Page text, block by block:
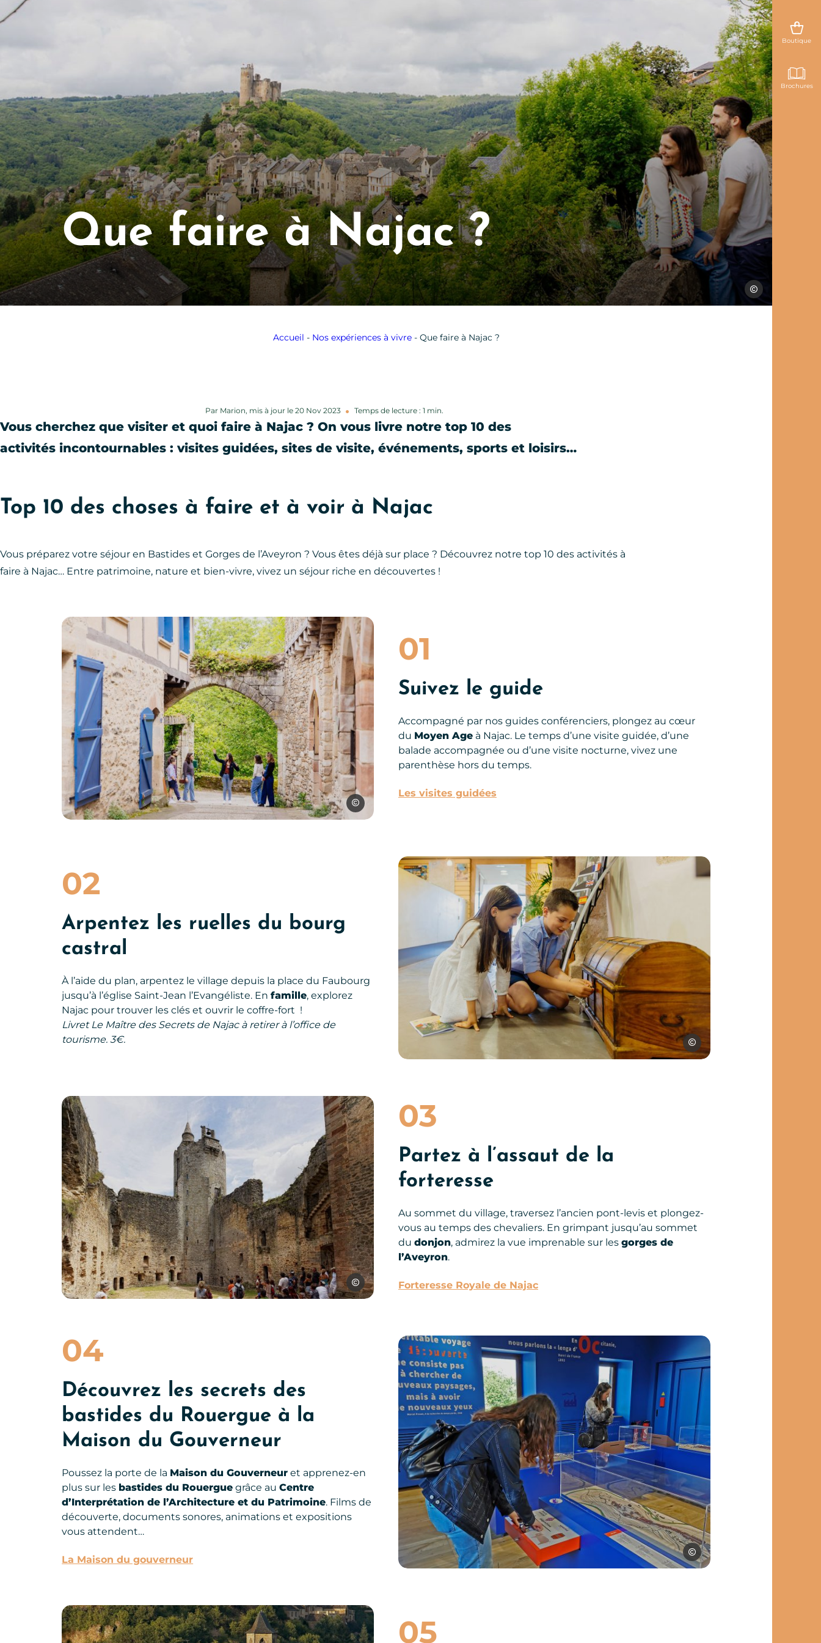
Les Conteurs
Que faire à Najac ?
Accueil - Nos expériences à vivre- Que faire à Najac ?
Boutique
Brochures
Par Marion, mis à jour le 20 Nov 2023 Temps de lecture : 1 min.
Vous cherchez que visiter et quoi faire à Najac ? On vous livre notre top 10 des
activités incontournables : visites guidées, sites de visite, événements, sports et loisirs…
Top 10 des choses à faire et à voir à Najac
Vous préparez votre séjour en Bastides et Gorges de l’Aveyron ? Vous êtes déjà sur place ? Découvrez notre top 10 des activités à
faire à Najac… Entre patrimoine, nature et bien-vivre, vivez un séjour riche en découvertes !
01
Suivez le guide
Accompagné par nos guides conférenciers, plongez au cœur
du Moyen Age à Najac. Le temps d’une visite guidée, d’une
balade accompagnée ou d’une visite nocturne, vivez une
parenthèse hors du temps.
Les visites guidées
Que faire à Najac ?, © Les Conteurs
Les Conteurs
02
Arpentez les ruelles du bourg
castral
À l’aide du plan, arpentez le village depuis la place du Faubourg
jusqu’à l’église Saint-Jean l’Evangéliste. Enfamille, explorez
Najac pour trouver les clés et ouvrir le coffre-fort !
Livret Le Maître des Secrets de Najac à retirer à l’office de
tourisme. 3€.
Que faire à Najac ?, © Les Conteurs
Les Conteurs
03
Partez à l’assaut de la
forteresse
Au sommet du village, traversez l’ancien pont-levis et plongez-
vous au temps des chevaliers. En grimpant jusqu’au sommet
du donjon, admirez la vue imprenable sur les gorges de
l’Aveyron.
Forteresse Royale de Najac
Visite de la forteresse de Najac, © D.Viet – CRTL Occitanie
D.Viet – CRTL Occitanie
04
Découvrez les secrets des
bastides du Rouergue à la
Maison du Gouverneur
Poussez la porte de la Maison du Gouverneur et apprenez-en
plus sur les bastides du Rouergue grâce auCentre
d’Interprétation de l’Architecture et du Patrimoine. Films de
découverte, documents sonores, animations et expositions
vous attendent…
La Maison du gouverneur
Maison du Gouverneur à Najac, © Ouest Aveyron Tourisme
Ouest Aveyron Tourisme
05
Eglise Saint-Jean de Najac, © D.Viet – CRTL Occitanie